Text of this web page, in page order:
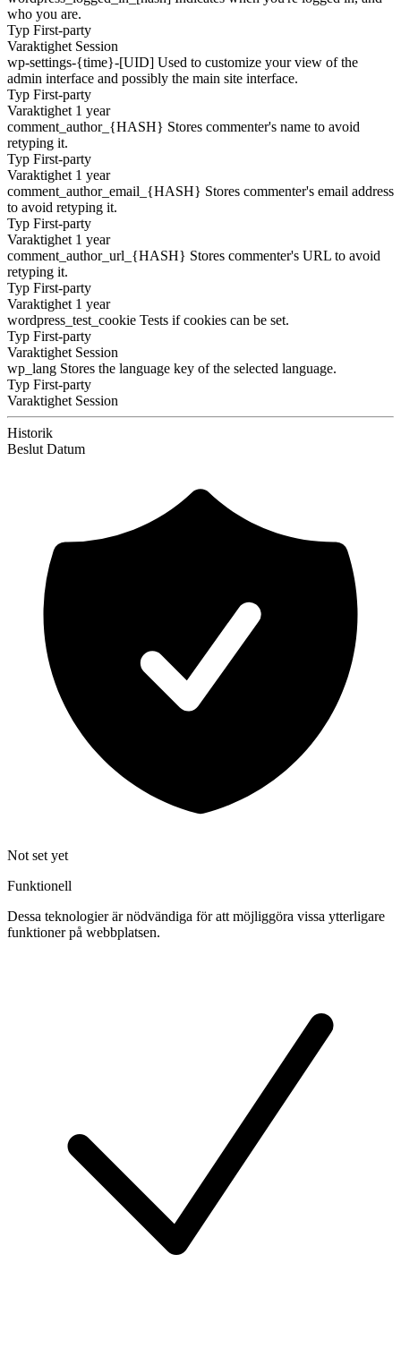
who you are.
Typ First-party
Varaktighet Session
wp-settings-{time}-[UID] Used to customize your view of the
admin interface and possibly the main site interface.
Typ First-party
Varaktighet 1 year
comment_author_{HASH} Stores commenter's name to avoid
retyping it.
Typ First-party
Varaktighet 1 year
comment_author_email_{HASH} Stores commenter's email address
to avoid retyping it.
Typ First-party
Varaktighet 1 year
comment_author_url_{HASH} Stores commenter's URL to avoid
retyping it.
Typ First-party
Varaktighet 1 year
wordpress_test_cookie Tests if cookies can be set.
Typ First-party
Varaktighet Session
wp_lang Stores the language key of the selected language.
Typ First-party
Varaktighet Session
Historik
Beslut Datum
Not set yet
Funktionell
Dessa teknologier är nödvändiga för att möjliggöra vissa ytterligare
funktioner på webbplatsen.